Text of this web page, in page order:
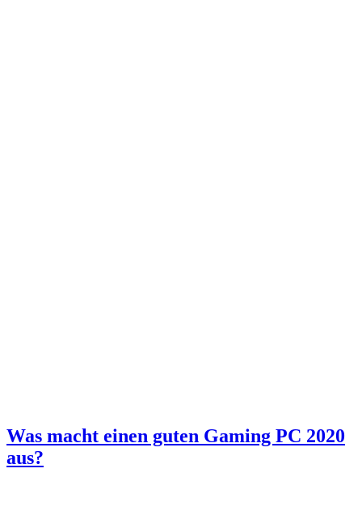
Was macht einen guten Gaming PC 2020
aus?